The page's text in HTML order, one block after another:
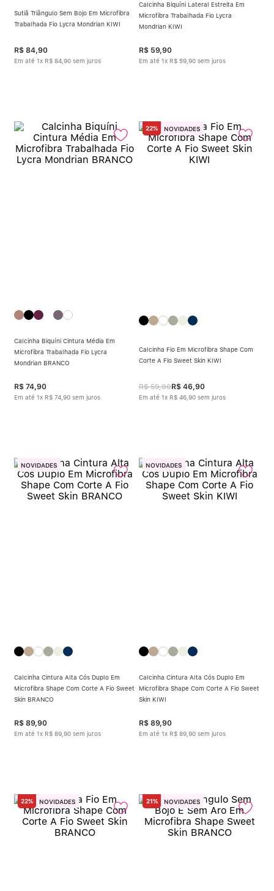
Sutiã Triângulo Sem Bojo Em Microfibra
Trabalhada Fio Lycra Mondrian KIWI
R$ 84,90
Em até 1x R$ 84 90 sem juros
Calcinha Biquíni Lateral Estreita Em
Microfibra Trabalhada Fio Lycra
Mondrian KIWI
R$ 59,90
Em até 1x R$ 59 90 sem juros
Calcinha Biquíni Cintura Média Em
Microfibra Trabalhada Fio Lycra
Mondrian BRANCO
R$ 74,90
Em até 1x R$ 74 90 sem juros
22% NOVIDADES
Calcinha Fio Em Microfibra Shape Com
Corte A Fio Sweet Skin KIWI
R$ 59,90R$ 46,90
Em até 1x R$ 46 90 sem juros
NOVIDADES
Calcinha Cintura Alta Cós Duplo Em
Microfibra Shape Com Corte A Fio Sweet
Skin BRANCO
R$ 89,90
Em até 1x R$ 89 90 sem juros
NOVIDADES
Calcinha Cintura Alta Cós Duplo Em
Microfibra Shape Com Corte A Fio Sweet
Skin KIWI
R$ 89,90
Em até 1x R$ 89 90 sem juros
22% NOVIDADES 21% NOVIDADES